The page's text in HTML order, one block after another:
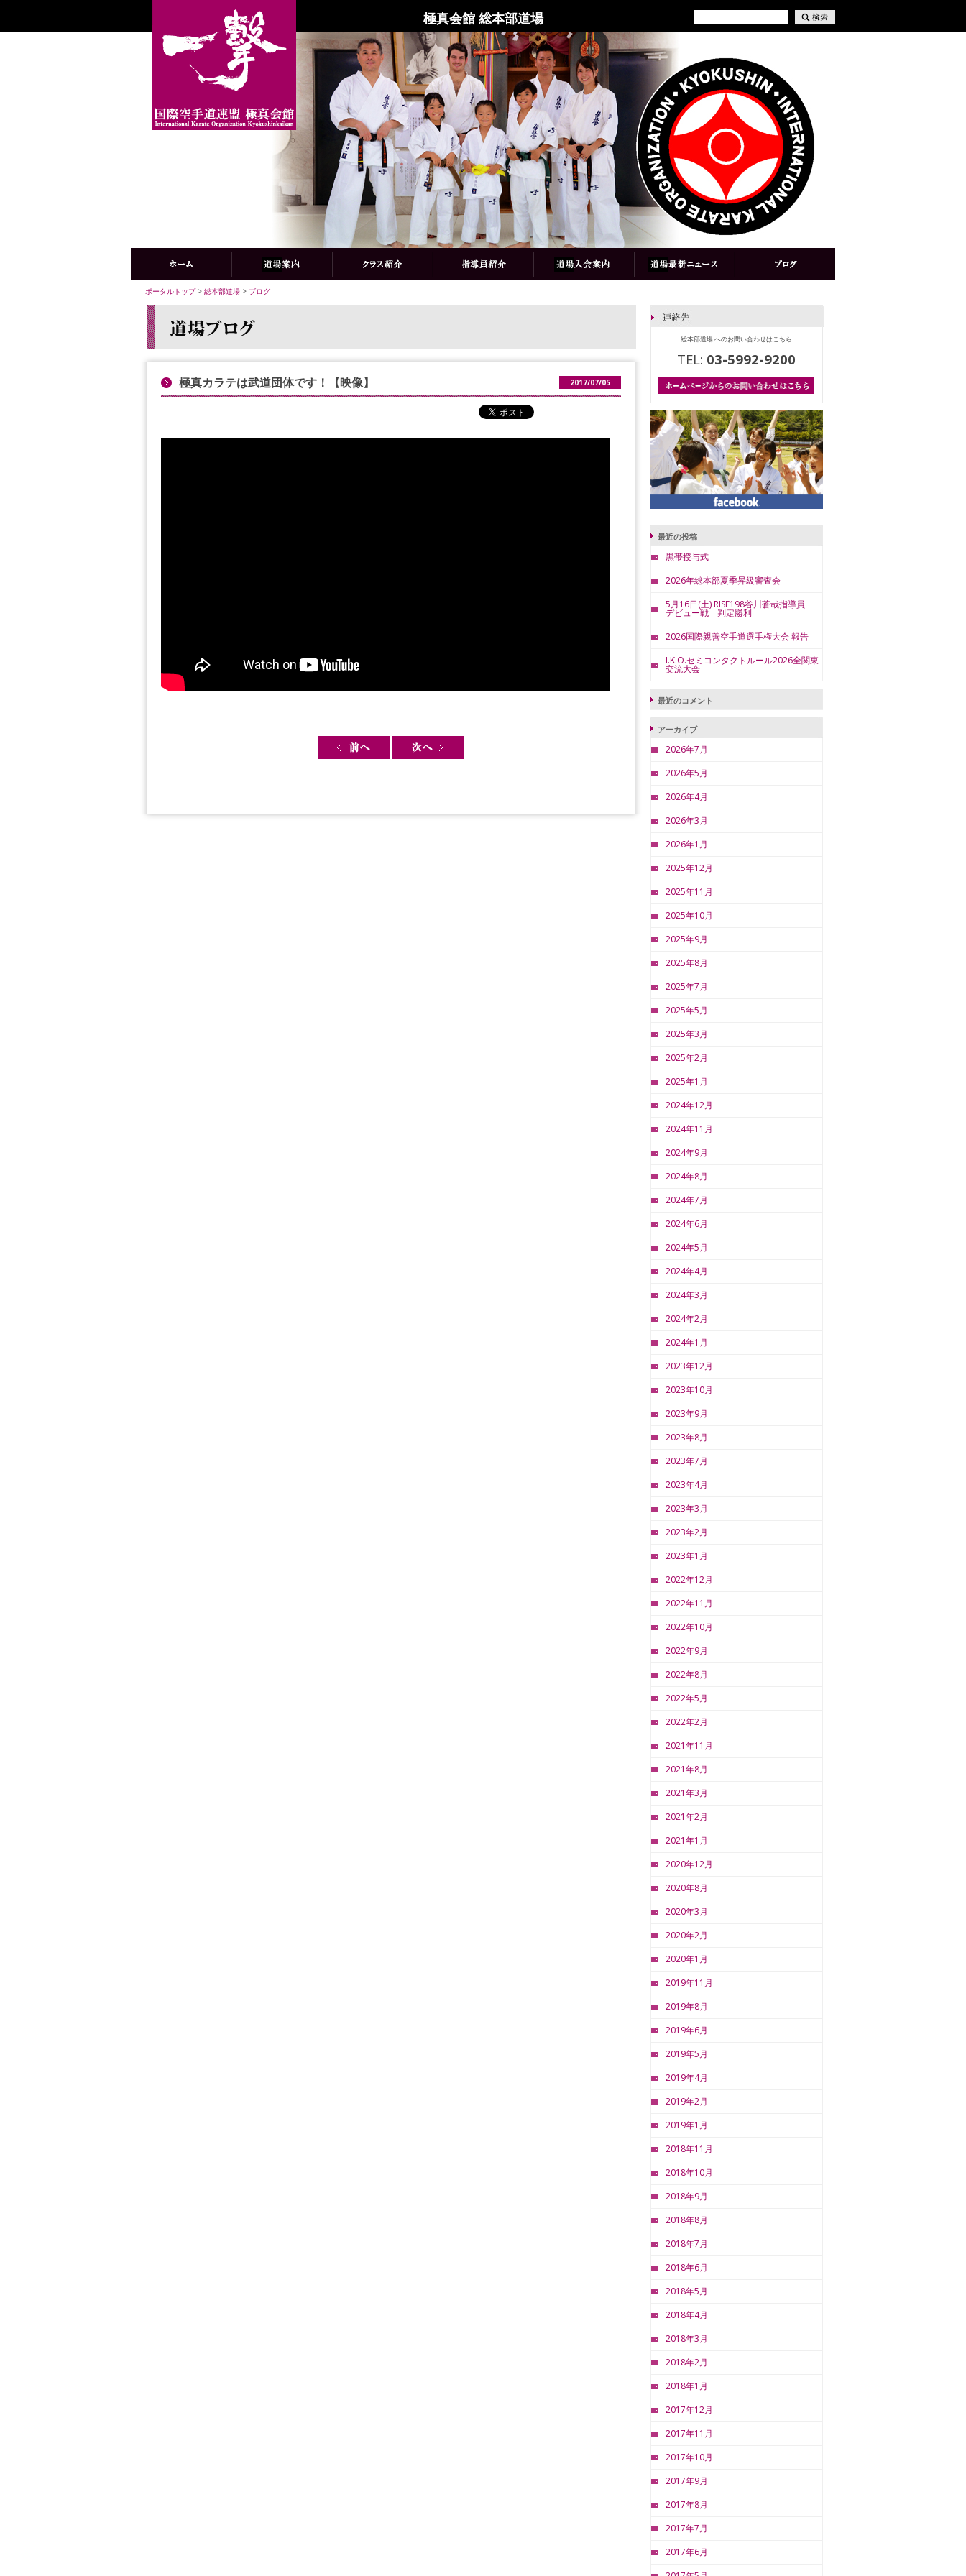
極真会館 総本部道場
ポータルトップ> 総本部道場 > ブログ
極真カラテは武道団体です！【映像】 2017/07/05
総本部道場 へのお問い合わせはこちら
TEL: 03-5992-9200
最近の投稿
黒帯授与式
2026年総本部夏季昇級審査会
5月16日(土) RISE198谷川蒼哉指導員
デビュー戦 判定勝利
2026国際親善空手道選手権大会 報告
I.K.O.セミコンタクトルール2026全関東
交流大会
最近のコメント
アーカイブ
2026年7月
2026年5月
2026年4月
2026年3月
2026年1月
2025年12月
2025年11月
2025年10月
2025年9月
2025年8月
2025年7月
2025年5月
2025年3月
2025年2月
2025年1月
2024年12月
2024年11月
2024年9月
2024年8月
2024年7月
2024年6月
2024年5月
2024年4月
2024年3月
2024年2月
2024年1月
2023年12月
2023年10月
2023年9月
2023年8月
2023年7月
2023年4月
2023年3月
2023年2月
2023年1月
2022年12月
2022年11月
2022年10月
2022年9月
2022年8月
2022年5月
2022年2月
2021年11月
2021年8月
2021年3月
2021年2月
2021年1月
2020年12月
2020年8月
2020年3月
2020年2月
2020年1月
2019年11月
2019年8月
2019年6月
2019年5月
2019年4月
2019年2月
2019年1月
2018年11月
2018年10月
2018年9月
2018年8月
2018年7月
2018年6月
2018年5月
2018年4月
2018年3月
2018年2月
2018年1月
2017年12月
2017年11月
2017年10月
2017年9月
2017年8月
2017年7月
2017年6月